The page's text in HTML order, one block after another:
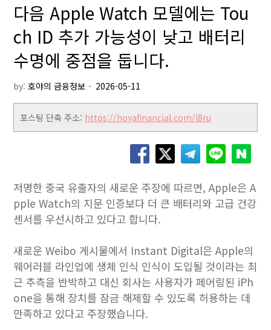
다음 Apple Watch 모델에는 Tou
ch ID 추가 가능성이 낮고 배터리
수명에 중점을 둡니다.
by:호야의 금융정보
포스팅 단축 주소: https://hoyafinancial.com/l8ru
저명한 중국 유출자의 새로운 주장에 따르면, Apple은 A
pple Watch의 지문 인증보다 더 큰 배터리와 고급 건강
센서를 우선시하고 있다고 합니다.
새로운 Weibo 게시물에서 Instant Digital은 Apple의
웨어러블 라인업에 생체 인식 인식이 도입될 것이라는 최
근 추측을 반박하고 대신 회사는 사용자가 페어링된 iPh
one을 통해 장치를 잠금 해제할 수 있도록 허용하는 데
만족하고 있다고 주장했습니다.